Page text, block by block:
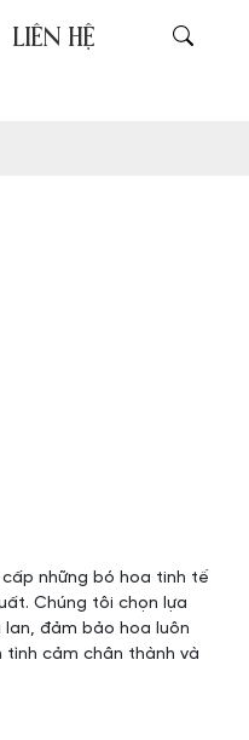
LIÊN HỆ
những bó hoa tinh tế
Chúng tôi chọn lựa
đảm bảo hoa luôn
tình cảm chân thành và